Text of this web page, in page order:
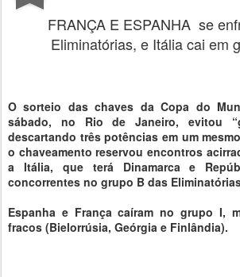
FRANÇA E ESPANHA se
Eliminatórias, e Itália cai em
O sorteio das chaves da Copa do
sábado, no Rio de Janeiro, evitou
descartando três potências em um
o chaveamento reservou encontros
a Itália, que terá Dinamarca e
concorrentes no grupo B das
Espanha e França caíram no grupo I,
fracos (Bielorrúsia, Geórgia e Finlândia).